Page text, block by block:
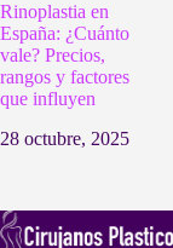
Rinoplastia en
España: ¿Cuánto
vale? Precios,
rangos y factores
que influyen
28 octubre, 2025